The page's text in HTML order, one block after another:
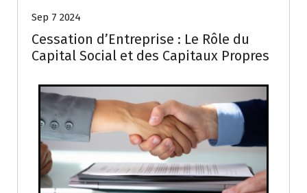
Sep 7 2024
Cessation d’Entreprise : Le Rôle du
Capital Social et des Capitaux Propres